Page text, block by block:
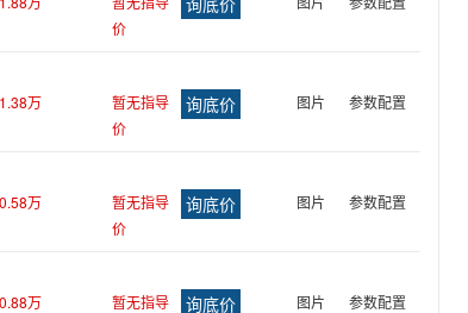
价
万
暂无指导
价
图片 参数配置
万
暂无指导
价
图片 参数配置
万
暂无指导
图片 参数配置